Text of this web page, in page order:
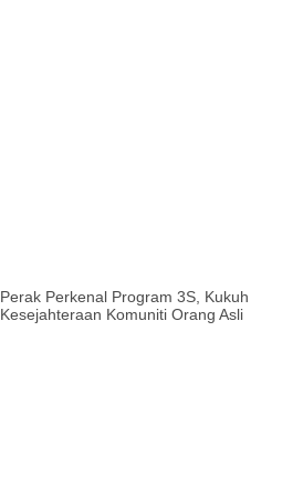
Perak Perkenal Program 3S, Kukuh
Kesejahteraan Komuniti Orang Asli